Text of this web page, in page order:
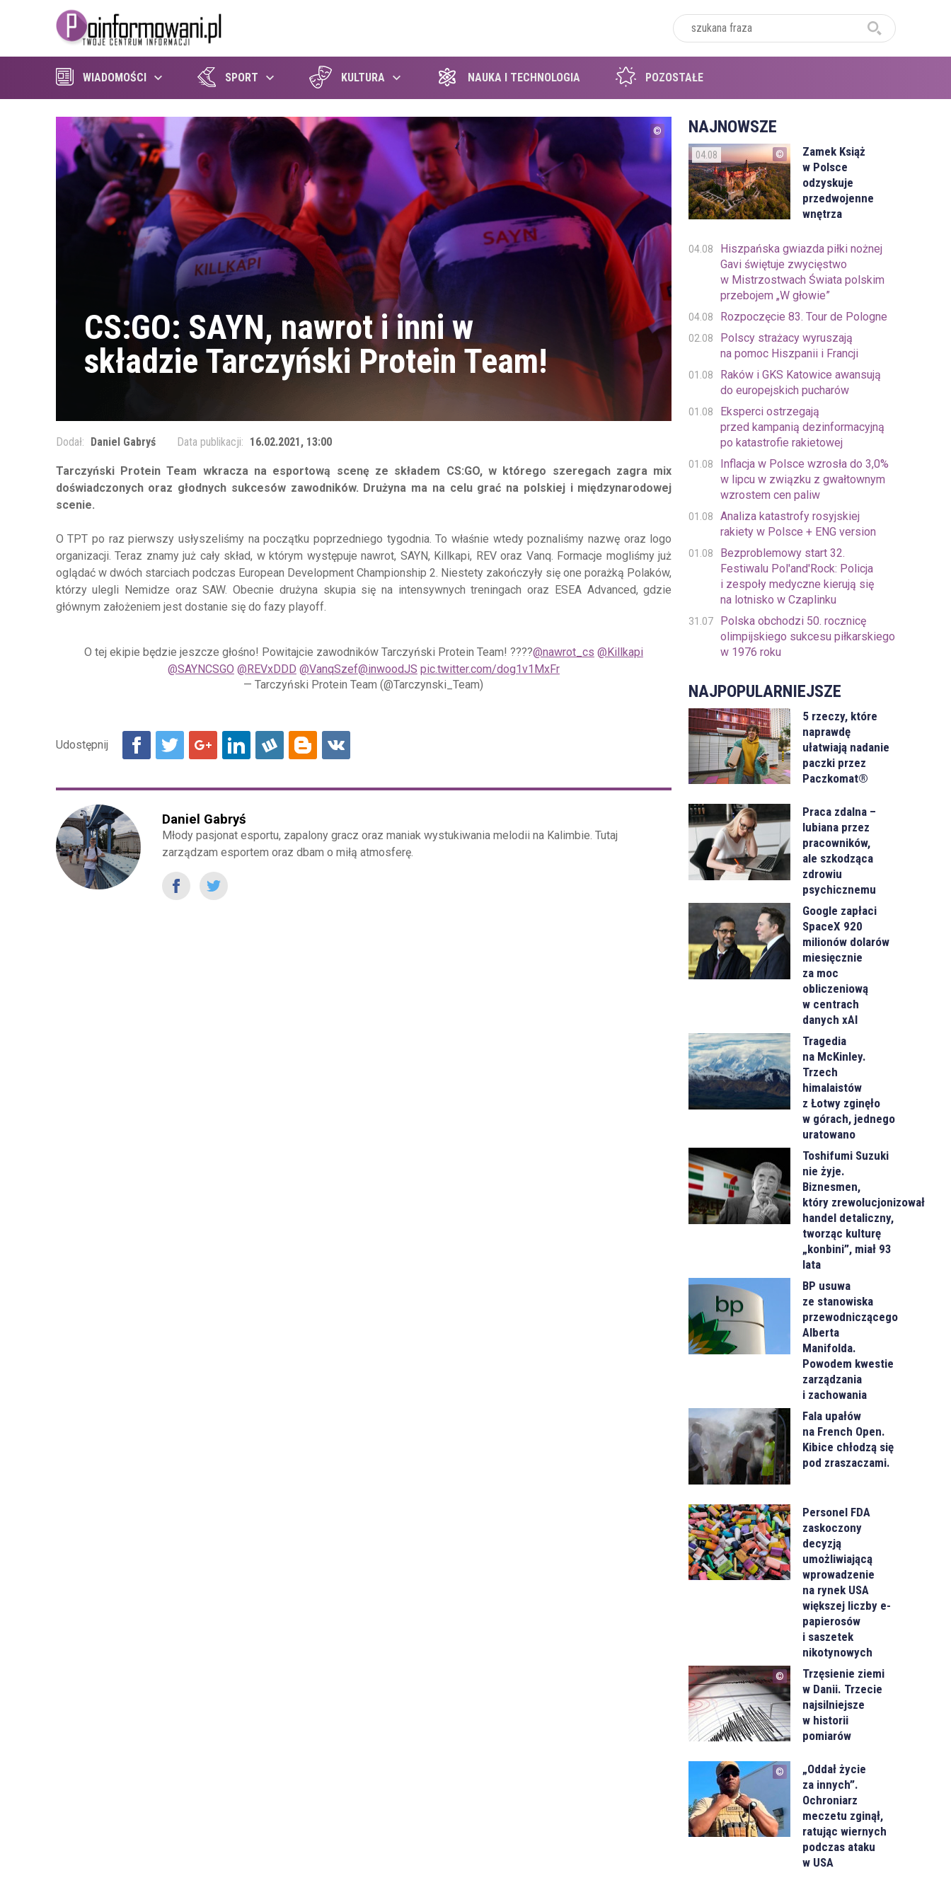
WIADOMOŚCI SPORT KULTURA NAUKA I TECHNOLOGIA POZOSTAŁE
CS:GO: SAYN, nawrot i inni w
składzie Tarczyński Protein Team!
Dodał: Daniel Gabryś Data publikacji: 16.02.2021, 13:00
Tarczyński Protein Team wkracza na esportową scenę ze składem CS:GO, w którego szeregach zagra mix
doświadczonych oraz głodnych sukcesów zawodników. Drużyna ma na celu grać na polskiej i międzynarodowej
scenie.
O TPT po raz pierwszy usłyszeliśmy na początku poprzedniego tygodnia. To właśnie wtedy poznaliśmy nazwę oraz logo
organizacji. Teraz znamy już cały skład, w którym występuje nawrot, SAYN, Killkapi, REV oraz Vanq. Formacje mogliśmy już
oglądać w dwóch starciach podczas European Development Championship 2. Niestety zakończyły się one porażką Polaków,
którzy ulegli Nemidze oraz SAW. Obecnie drużyna skupia się na intensywnych treningach oraz ESEA Advanced, gdzie
głównym założeniem jest dostanie się do fazy playoff.
O tej ekipie będzie jeszcze głośno! Powitajcie zawodników Tarczyński Protein Team! ????@nawrot_cs @Killkapi
@SAYNCSGO @REVxDDD @VanqSzef@inwoodJS pic.twitter.com/dog1v1MxFr
— Tarczyński Protein Team (@Tarczynski_Team)
Daniel Gabryś
Młody pasjonat esportu, zapalony gracz oraz maniak wystukiwania melodii na Kalimbie. Tutaj
zarządzam esportem oraz dbam o miłą atmosferę.
NAJNOWSZE
04.08
Zamek Książ
w Polsce
odzyskuje
przedwojenne
wnętrza
04.08
Hiszpańska gwiazda piłki nożnej
Gavi świętuje zwycięstwo
w Mistrzostwach Świata polskim
przebojem „W głowie”
04.08 Rozpoczęcie 83. Tour de Pologne
02.08
Polscy strażacy wyruszają
na pomoc Hiszpanii i Francji
01.08
Raków i GKS Katowice awansują
do europejskich pucharów
01.08
Eksperci ostrzegają
przed kampanią dezinformacyjną
po katastrofie rakietowej
01.08
Inflacja w Polsce wzrosła do 3,0%
w lipcu w związku z gwałtownym
wzrostem cen paliw
01.08
Analiza katastrofy rosyjskiej
rakiety w Polsce + ENG version
01.08
Bezproblemowy start 32.
Festiwalu Pol'and'Rock: Policja
i zespoły medyczne kierują się
na lotnisko w Czaplinku
31.07
Polska obchodzi 50. rocznicę
olimpijskiego sukcesu piłkarskiego
w 1976 roku
NAJPOPULARNIEJSZE
5 rzeczy, które
naprawdę
ułatwiają nadanie
paczki przez
Paczkomat®
Praca zdalna –
lubiana przez
pracowników,
ale szkodząca
zdrowiu
psychicznemu
Google zapłaci
SpaceX 920
milionów dolarów
miesięcznie
za moc
obliczeniową
w centrach
danych xAI
Tragedia
na McKinley.
Trzech
himalaistów
z Łotwy zginęło
w górach, jednego
uratowano
Toshifumi Suzuki
nie żyje.
Biznesmen,
który zrewolucjonizował
handel detaliczny,
tworząc kulturę
„konbini”, miał 93
lata
BP usuwa
ze stanowiska
przewodniczącego
Alberta
Manifolda.
Powodem kwestie
zarządzania
i zachowania
Fala upałów
na French Open.
Kibice chłodzą się
pod zraszaczami.
Personel FDA
zaskoczony
decyzją
umożliwiającą
wprowadzenie
na rynek USA
większej liczby e-
papierosów
i saszetek
nikotynowych
Trzęsienie ziemi
w Danii. Trzecie
najsilniejsze
w historii
pomiarów
„Oddał życie
za innych”.
Ochroniarz
meczetu zginął,
ratując wiernych
podczas ataku
w USA